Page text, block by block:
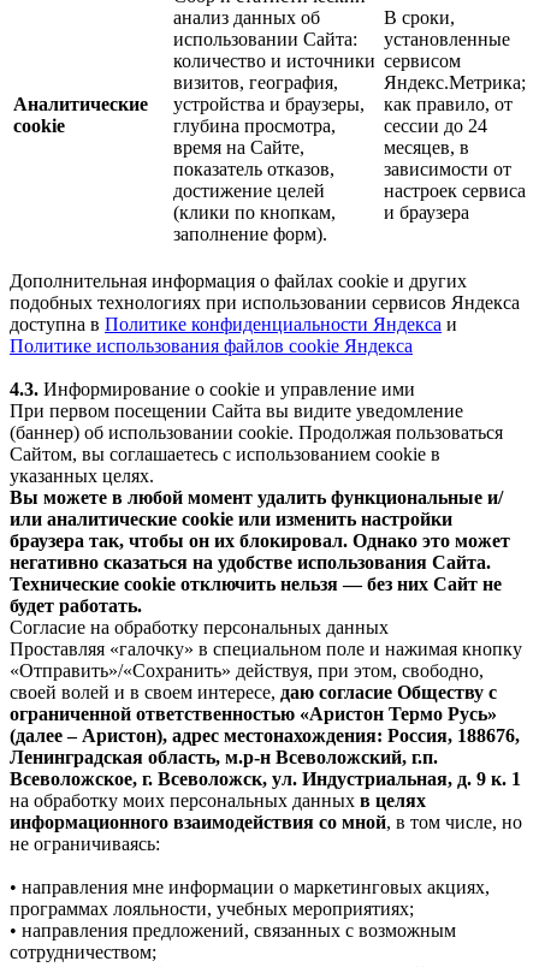
Аналитические
cookie
анализ данных об
использовании Сайта:
количество и источники
визитов, география,
устройства и браузеры,
глубина просмотра,
время на Сайте,
показатель отказов,
достижение целей
(клики по кнопкам,
заполнение форм).
В сроки,
установленные
сервисом
Яндекс.Метрика;
как правило, от
сессии до 24
месяцев, в
зависимости от
настроек сервиса
и браузера
Дополнительная информация о файлах cookie и других
подобных технологиях при использовании сервисов Яндекса
доступна в Политике конфиденциальности Яндекса и
Политике использования файлов cookie Яндекса
4.3. Информирование о cookie и управление ими
При первом посещении Сайта вы видите уведомление
(баннер) об использовании cookie. Продолжая пользоваться
Сайтом, вы соглашаетесь с использованием cookie в
указанных целях.
Вы можете в любой момент удалить функциональные и/
или аналитические cookie или изменить настройки
браузера так, чтобы он их блокировал. Однако это может
негативно сказаться на удобстве использования Сайта.
Технические cookie отключить нельзя — без них Сайт не
будет работать.
Согласие на обработку персональных данных
Проставляя «галочку» в специальном поле и нажимая кнопку
«Отправить»/«Сохранить» действуя, при этом, свободно,
своей волей и в своем интересе, даю согласие Обществу с
ограниченной ответственностью «Аристон Термо Русь»
(далее – Аристон), адрес местонахождения: Россия, 188676,
Ленинградская область, м.р-н Всеволожский, г.п.
Всеволожское, г. Всеволожск, ул. Индустриальная, д. 9 к. 1
на обработку моих персональных данных в целях
информационного взаимодействия со мной, в том числе, но
не ограничиваясь:
• направления мне информации о маркетинговых акциях,
программах лояльности, учебных мероприятиях;
• направления предложений, связанных с возможным
сотрудничеством;